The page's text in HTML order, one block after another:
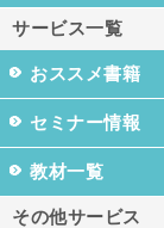
サービス一覧
おススメ書籍
セミナー情報
教材一覧
その他サービス